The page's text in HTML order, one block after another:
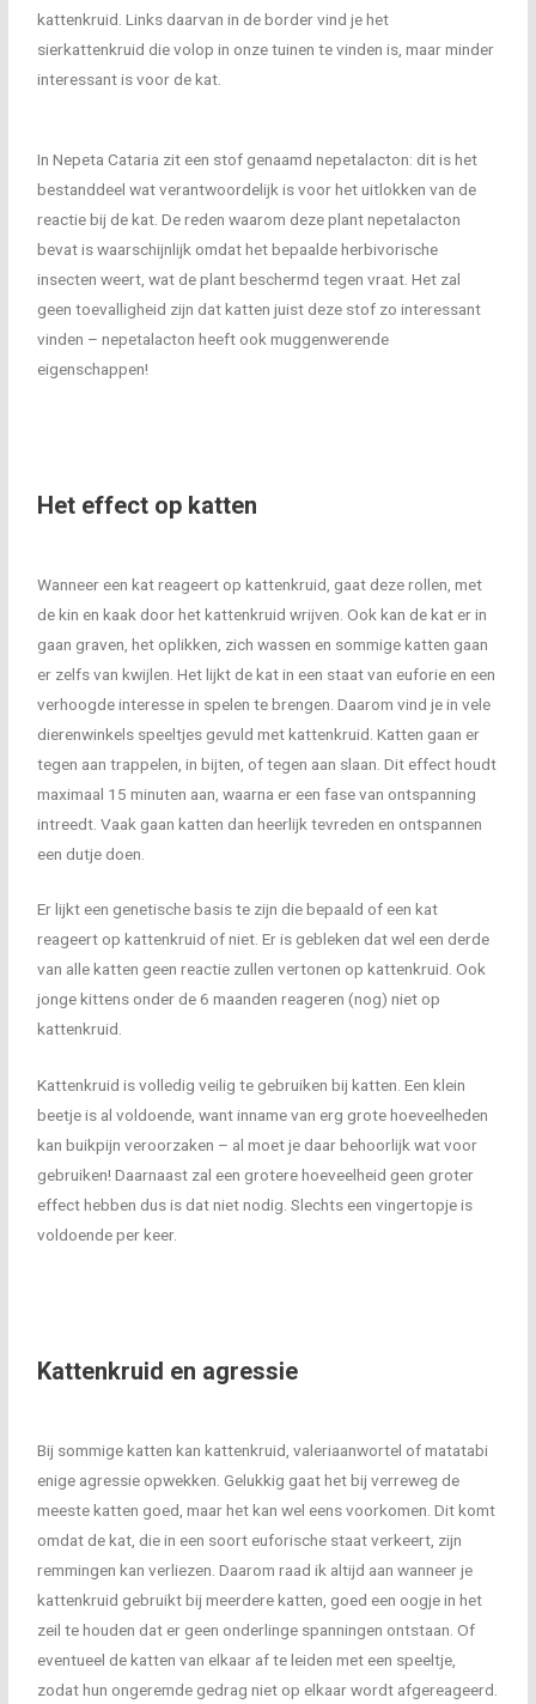
kattenkruid. Links daarvan in de border vind je het
sierkattenkruid die volop in onze tuinen te vinden is, maar minder
interessant is voor de kat.
In Nepeta Cataria zit een stof genaamd nepetalacton: dit is het
bestanddeel wat verantwoordelijk is voor het uitlokken van de
reactie bij de kat. De reden waarom deze plant nepetalacton
bevat is waarschijnlijk omdat het bepaalde herbivorische
insecten weert, wat de plant beschermd tegen vraat. Het zal
geen toevalligheid zijn dat katten juist deze stof zo interessant
vinden – nepetalacton heeft ook muggenwerende
eigenschappen!
Het effect op katten
Wanneer een kat reageert op kattenkruid, gaat deze rollen, met
de kin en kaak door het kattenkruid wrijven. Ook kan de kat er in
gaan graven, het oplikken, zich wassen en sommige katten gaan
er zelfs van kwijlen. Het lijkt de kat in een staat van euforie en een
verhoogde interesse in spelen te brengen. Daarom vind je in vele
dierenwinkels speeltjes gevuld met kattenkruid. Katten gaan er
tegen aan trappelen, in bijten, of tegen aan slaan. Dit effect houdt
maximaal 15 minuten aan, waarna er een fase van ontspanning
intreedt. Vaak gaan katten dan heerlijk tevreden en ontspannen
een dutje doen.
Er lijkt een genetische basis te zijn die bepaald of een kat
reageert op kattenkruid of niet. Er is gebleken dat wel een derde
van alle katten geen reactie zullen vertonen op kattenkruid. Ook
jonge kittens onder de 6 maanden reageren (nog) niet op
kattenkruid.
Kattenkruid is volledig veilig te gebruiken bij katten. Een klein
beetje is al voldoende, want inname van erg grote hoeveelheden
kan buikpijn veroorzaken – al moet je daar behoorlijk wat voor
gebruiken! Daarnaast zal een grotere hoeveelheid geen groter
effect hebben dus is dat niet nodig. Slechts een vingertopje is
voldoende per keer.
Kattenkruid en agressie
Bij sommige katten kan kattenkruid, valeriaanwortel of matatabi
enige agressie opwekken. Gelukkig gaat het bij verreweg de
meeste katten goed, maar het kan wel eens voorkomen. Dit komt
omdat de kat, die in een soort euforische staat verkeert, zijn
remmingen kan verliezen. Daarom raad ik altijd aan wanneer je
kattenkruid gebruikt bij meerdere katten, goed een oogje in het
zeil te houden dat er geen onderlinge spanningen ontstaan. Of
eventueel de katten van elkaar af te leiden met een speeltje,
zodat hun ongeremde gedrag niet op elkaar wordt afgereageerd.